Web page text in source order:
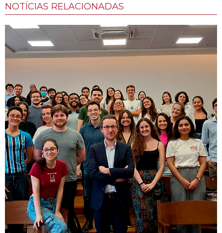
NOTÍCIAS RELACIONADAS